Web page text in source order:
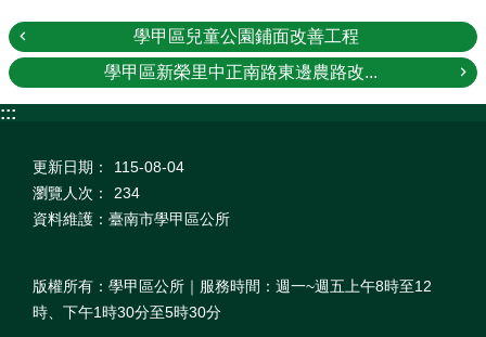
學甲區兒童公園鋪面改善工程
學甲區新榮里中正南路東邊農路改...
:::
更新日期：
115-08-04
瀏覽人次：
234
資料維護：臺南市學甲區公所
版權所有：學甲區公所｜服務時間：週一~週五上午8時至12
時、下午1時30分至5時30分